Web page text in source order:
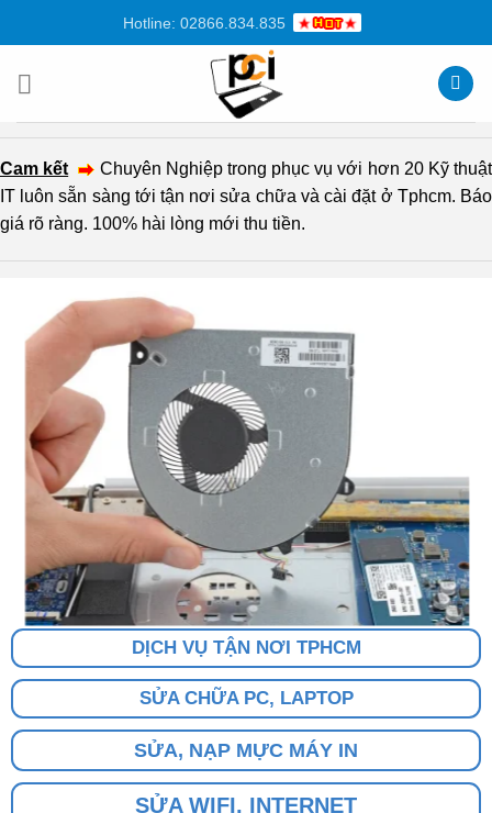
dung
Hotline: 02866.834.835
Cam kết
Chuyên Nghiệp trong phục vụ với hơn 20 Kỹ thuật
IT luôn sẵn sàng tới tận nơi sửa chữa và cài đặt ở Tphcm. Báo
giá rõ ràng. 100% hài lòng mới thu tiền.
DỊCH VỤ TẬN NƠI TPHCM
SỬA CHỮA PC, LAPTOP
SỬA, NẠP MỰC MÁY IN
SỬA WIFI, INTERNET